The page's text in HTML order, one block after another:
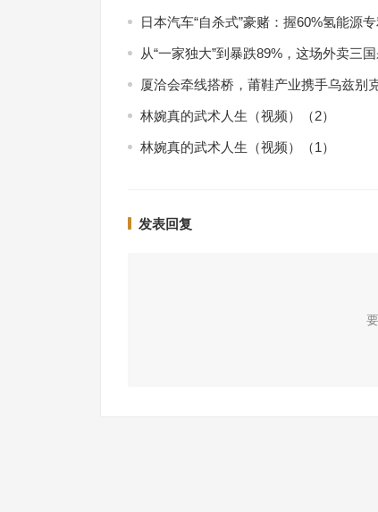
日本汽车“自杀式”豪赌：握60%氢能源
从“一家独大”到暴跌89%，这场外卖三
厦洽会牵线搭桥，莆鞋产业携手乌兹
林婉真的武术人生（视频）（2）
林婉真的武术人生（视频）（1）
发表回复